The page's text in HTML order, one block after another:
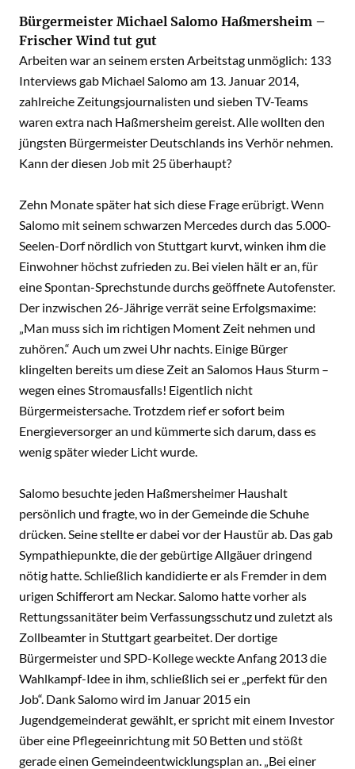
Bürgermeister Michael Salomo Haßmersheim –
Frischer Wind tut gut
Arbeiten war an seinem ersten Arbeitstag unmöglich: 133
Interviews gab Michael Salomo am 13. Januar 2014,
zahlreiche Zeitungsjournalisten und sieben TV-Teams
waren extra nach Haßmersheim gereist. Alle wollten den
jüngsten Bürgermeister Deutschlands ins Verhör nehmen.
Kann der diesen Job mit 25 überhaupt?
Zehn Monate später hat sich diese Frage erübrigt. Wenn
Salomo mit seinem schwarzen Mercedes durch das 5.000-
Seelen-Dorf nördlich von Stuttgart kurvt, winken ihm die
Einwohner höchst zufrieden zu. Bei vielen hält er an, für
eine Spontan-Sprechstunde durchs geöffnete Autofenster.
Der inzwischen 26-Jährige verrät seine Erfolgsmaxime:
„Man muss sich im richtigen Moment Zeit nehmen und
zuhören.“ Auch um zwei Uhr nachts. Einige Bürger
klingelten bereits um diese Zeit an Salomos Haus Sturm –
wegen eines Stromausfalls! Eigentlich nicht
Bürgermeistersache. Trotzdem rief er sofort beim
Energieversorger an und kümmerte sich darum, dass es
wenig später wieder Licht wurde.
Salomo besuchte jeden Haßmersheimer Haushalt
persönlich und fragte, wo in der Gemeinde die Schuhe
drücken. Seine stellte er dabei vor der Haustür ab. Das gab
Sympathiepunkte, die der gebürtige Allgäuer dringend
nötig hatte. Schließlich kandidierte er als Fremder in dem
urigen Schifferort am Neckar. Salomo hatte vorher als
Rettungssanitäter beim Verfassungsschutz und zuletzt als
Zollbeamter in Stuttgart gearbeitet. Der dortige
Bürgermeister und SPD-Kollege weckte Anfang 2013 die
Wahlkampf-Idee in ihm, schließlich sei er „perfekt für den
Job“. Dank Salomo wird im Januar 2015 ein
Jugendgemeinderat gewählt, er spricht mit einem Investor
über eine Pflegeeinrichtung mit 50 Betten und stößt
gerade einen Gemeindeentwicklungsplan an. „Bei einer